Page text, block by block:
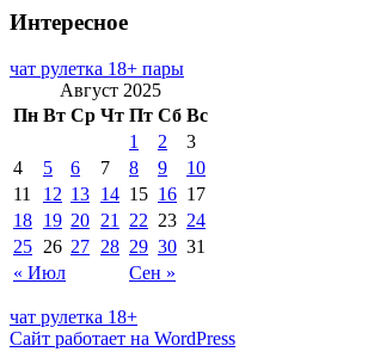
Интересное
чат рулетка 18+ пары
Август 2025
Пн Вт Ср Чт Пт Сб Вс
« Июл Сен »
1 2
3
4
5 6 7 8 9
10
11
12 13 14 15 16 17
18 19 20 21 22 23 24
25 26 27 28 29 30 31
чат рулетка 18+
Сайт работает на WordPress